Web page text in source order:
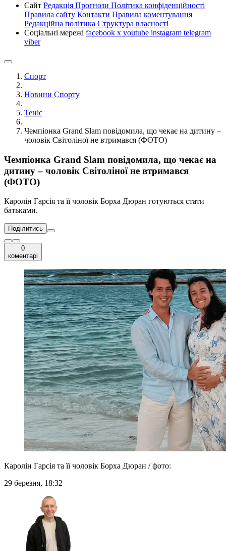
Сайт Редакція Прогнози Політика конфіденційності
Правила сайту Контакти Правила коментування
Редакційна політика Структура власності
Соціальні мережі facebook x youtube instagram telegram
viber
Спорт
Новини Спорту
Теніс
Чемпіонка Grand Slam повідомила, що чекає на дитину –
чоловік Світоліної не втримався (ФОТО)
Чемпіонка Grand Slam повідомила, що чекає на
дитину – чоловік Світоліної не втримався
(ФОТО)
Каролін Гарсія та її чоловік Борха Дюран готуються стати
батьками.
Поділитись
0
коментарі
Каролін Гарсія та її чоловік Борха Дюран / фото:
29 березня, 18:32